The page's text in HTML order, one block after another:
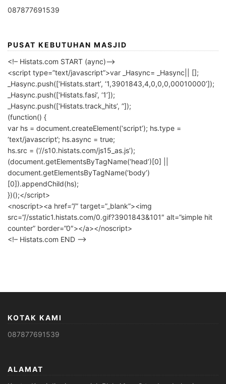
087877691539
PUSAT KEBUTUHAN MASJID
<!– Histats.com START (aync)–>
<script type=”text/javascript”>var _Hasync= _Hasync|| [];
_Hasync.push([‘Histats.start’, ‘1,3901843,4,0,0,0,00010000’]);
_Hasync.push([‘Histats.fasi’, ‘1’]);
_Hasync.push([‘Histats.track_hits’, ”]);
(function() {
var hs = document.createElement(‘script’); hs.type =
‘text/javascript’; hs.async = true;
hs.src = (‘//s10.histats.com/js15_as.js’);
(document.getElementsByTagName(‘head’)[0] ||
document.getElementsByTagName(‘body’)
[0]).appendChild(hs);
})();</script>
<noscript><a href=”/” target=”_blank”><img
src=”//sstatic1.histats.com/0.gif?3901843&101″ alt=”simple hit
counter” border=”0″></a></noscript>
<!– Histats.com END –>
KOTAK KAMI
087877691539
ALAMAT